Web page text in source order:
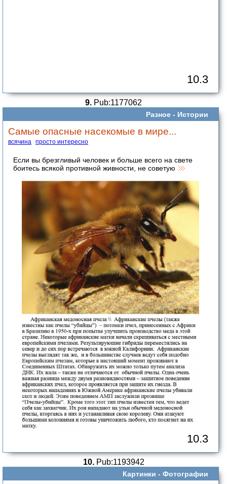
10.3
9. Pub:1177062
Разное - Истории
Самые опасные насекомые в мире...
всячина просто интересно
Если вы брезгливый человек и больше всего на свете
боитесь всякой противной живности, не советую
10.3
10.Pub:1193942
Картинки - Фотографии